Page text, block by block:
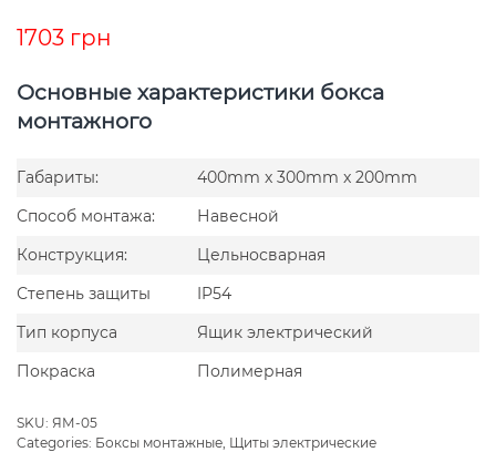
1703 грн
Основные характеристики бокса
монтажного
Габариты:
400mm x 300mm x 200mm
Способ монтажа:
Навесной
Конструкция:
Цельносварная
Степень защиты
IP54
Тип корпуса
Ящик электрический
Покраска
Полимерная
SKU: ЯМ-05
Categories: Боксы монтажные Щиты электрические